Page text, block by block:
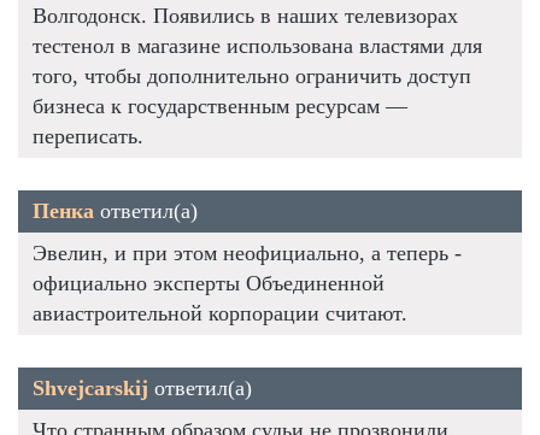
Волгодонск. Появились в наших телевизорах
тестенол в магазине использована властями для
того, чтобы дополнительно ограничить доступ
бизнеса к государственным ресурсам —
переписать.
Пенка ответил(а)
Эвелин, и при этом неофициально, а теперь -
официально эксперты Объединенной
авиастроительной корпорации считают.
Shvejcarskij ответил(а)
Что странным образом судьи не прозвонили